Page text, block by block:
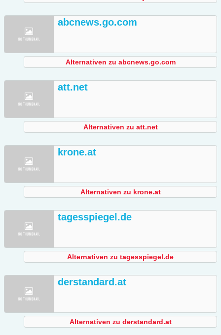
abcnews.go.com
Alternativen zu abcnews.go.com
att.net
Alternativen zu att.net
krone.at
Alternativen zu krone.at
tagesspiegel.de
Alternativen zu tagesspiegel.de
derstandard.at
Alternativen zu derstandard.at